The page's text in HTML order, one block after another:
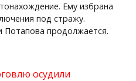
Ему избрана
под стражу.
Потапова продолжается.
осудили